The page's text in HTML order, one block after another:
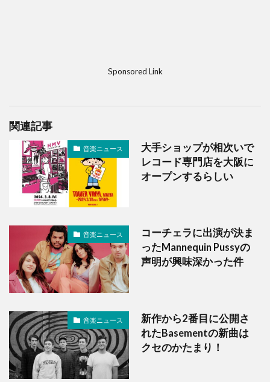
Sponsored Link
関連記事
音楽ニュース
大手ショップが相次いで
レコード専門店を大阪に
オープンするらしい
音楽ニュース
コーチェラに出演が決ま
ったMannequin Pussyの
声明が興味深かった件
音楽ニュース
新作から2番目に公開さ
れたBasementの新曲は
クセのかたまり！